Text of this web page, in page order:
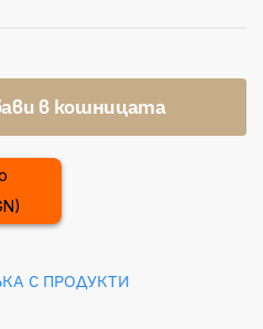
в кошницата
С ПРОДУКТИ